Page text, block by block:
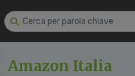
Amazon Italia